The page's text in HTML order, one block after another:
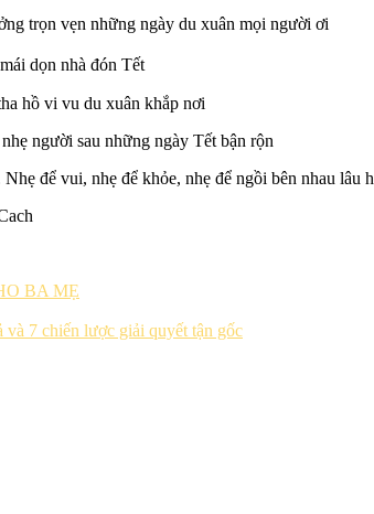
trọn vẹn những ngày du xuân mọi người ơi
dọn nhà đón Tết
hồ vi vu du xuân khắp nơi
người sau những ngày Tết bận rộn
để vui, nhẹ để khỏe, nhẹ để ngồi bên nhau lâu
BA MẸ
và 7 chiến lược giải quyết tận gốc